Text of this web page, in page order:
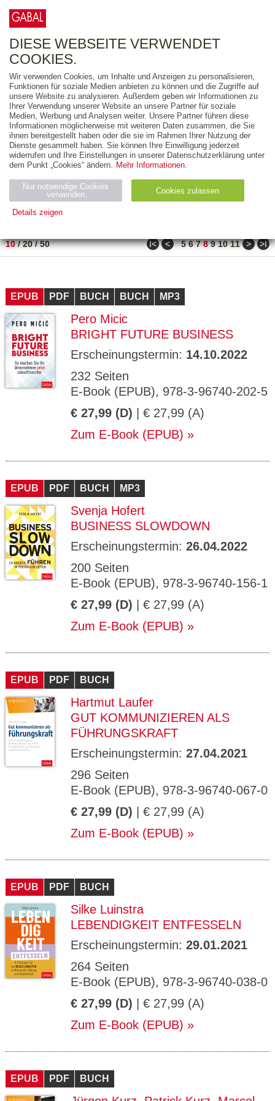
FREITEXT
AUSGABEART
AUS DER REIHE
ZUM THEMA
Neuerscheinung
Bestseller
PREIS
10/20/50 ǀ< < 5 6 7 8 9 10 11 > >ǀ
EPUB PDF BUCH BUCH MP3
Pero Micic
BRIGHT FUTURE BUSINESS
Erscheinungstermin: 14.10.2022
232 Seiten
E-Book (EPUB), 978-3-96740-202-5
€ 27,99 (D) | € 27,99 (A)
Zum E-Book (EPUB)
EPUB PDF BUCH MP3
Svenja Hofert
BUSINESS SLOWDOWN
Erscheinungstermin: 26.04.2022
200 Seiten
E-Book (EPUB), 978-3-96740-156-1
€ 27,99 (D) | € 27,99 (A)
Zum E-Book (EPUB)
EPUB PDF BUCH
Hartmut Laufer
GUT KOMMUNIZIEREN ALS
FÜHRUNGSKRAFT
Erscheinungstermin: 27.04.2021
296 Seiten
E-Book (EPUB), 978-3-96740-067-0
€ 27,99 (D) | € 27,99 (A)
Zum E-Book (EPUB)
EPUB PDF BUCH
Silke Luinstra
LEBENDIGKEIT ENTFESSELN
Erscheinungstermin: 29.01.2021
264 Seiten
E-Book (EPUB), 978-3-96740-038-0
€ 27,99 (D) | € 27,99 (A)
Zum E-Book (EPUB)
EPUB PDF BUCH
DIESE WEBSEITE VERWENDET
COOKIES.
Wir verwenden Cookies, um Inhalte und Anzeigen zu personalisieren,
Funktionen für soziale Medien anbieten zu können und die Zugriffe auf
unsere Website zu analysieren. Außerdem geben wir Informationen zu
Ihrer Verwendung unserer Website an unsere Partner für soziale
Medien, Werbung und Analysen weiter. Unsere Partner führen diese
Informationen möglicherweise mit weiteren Daten zusammen, die Sie
ihnen bereitgestellt haben oder die sie im Rahmen Ihrer Nutzung der
Dienste gesammelt haben. Sie können Ihre Einwilligung jederzeit
widerrufen und Ihre Einstellungen in unserer Datenschutzerklärung unter
dem Punkt „Cookies“ ändern. Mehr Informationen.
Nur notwendige Cookies
verwenden
Cookies zulassen
Details zeigen
Name Zweck
Ty
ESSION
_ID
verlag.
de
Session verwendet
GV_CO
gabal-
Speichert den Zustimmungsstatus des
Domäne.